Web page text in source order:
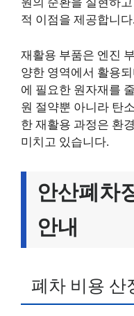
적 이점을 제공합니다.
재활용 부품은 엔진
양한 영역에서 활용
에 필요한 원자재를
원 절약뿐 아니라 탄
한 재활용 과정은 환
미치고 있습니다.
안산폐차
안내
폐차 비용 산